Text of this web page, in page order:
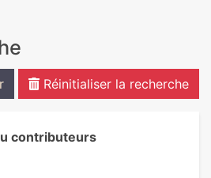
Réinitialiser la recherche
contributeurs